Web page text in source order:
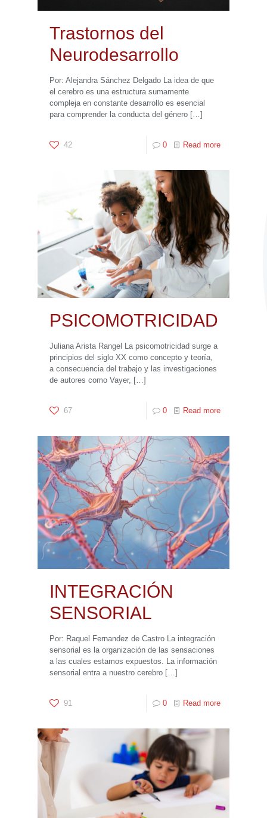
Trastornos del
Neurodesarrollo
Por: Alejandra Sánchez Delgado La idea de que
el cerebro es una estructura sumamente
compleja en constante desarrollo es esencial
para comprender la conducta del género […]
42 0 Read more
PSICOMOTRICIDAD
Juliana Arista Rangel La psicomotricidad surge a
principios del siglo XX como concepto y teoría,
a consecuencia del trabajo y las investigaciones
de autores como Vayer, […]
67 0 Read more
INTEGRACIÓN
SENSORIAL
Por: Raquel Fernandez de Castro La integración
sensorial es la organización de las sensaciones
a las cuales estamos expuestos. La información
sensorial entra a nuestro cerebro […]
91 0 Read more